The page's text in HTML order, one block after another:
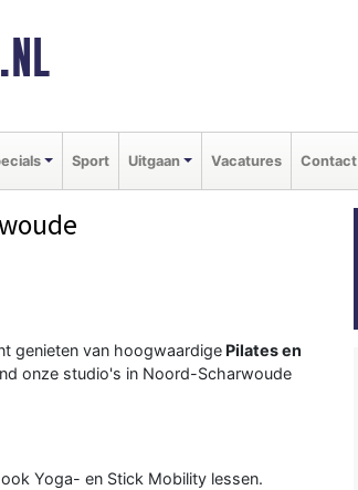
Sport Uitgaan Vacatures Contact
genieten van hoogwaardige Pilates en
onze studio's in Noord-Scharwoude
Yoga- en Stick Mobility lessen.